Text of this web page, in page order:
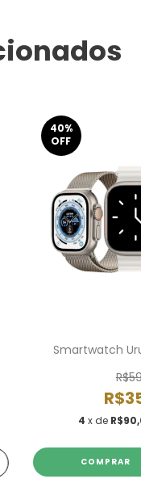
40%
OFF
Smartwatch
4 x de
COMPRAR